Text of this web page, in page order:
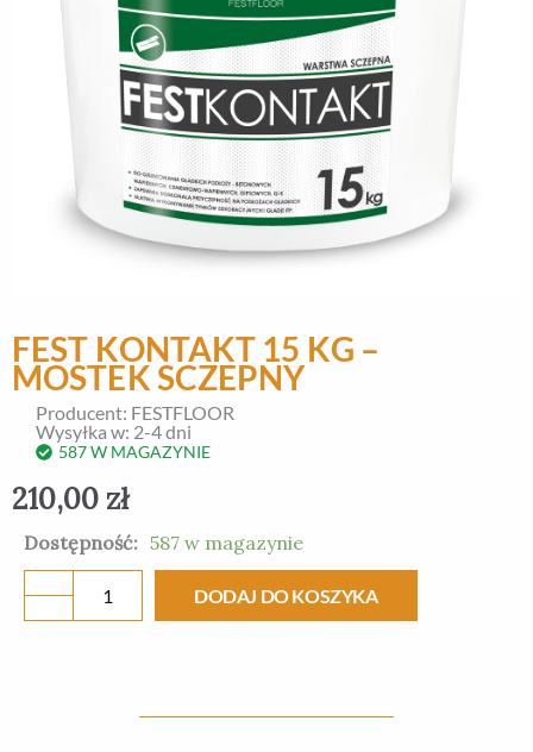
FEST KONTAKT 15 KG –
MOSTEK SCZEPNY
Producent: FESTFLOOR
Wysyłka w: 2-4 dni
587 W MAGAZYNIE
210,00 zł
Dostępność: 587 w magazynie
ilość
FEST
KONTAKT
DODAJ DO KOSZYKA